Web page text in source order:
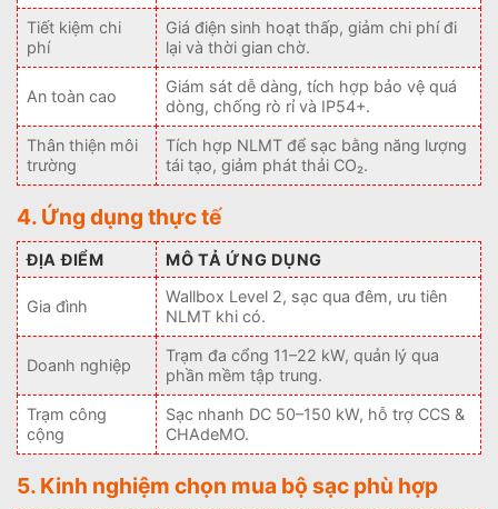
Tiết kiệm chi
phí
Giá điện sinh hoạt thấp, giảm chi phí đi
lại và thời gian chờ.
An toàn cao
Giám sát dễ dàng, tích hợp bảo vệ quá
dòng, chống rò rỉ và IP54+.
Thân thiện môi
trường
Tích hợp NLMT để sạc bằng năng lượng
tái tạo, giảm phát thải CO₂.
4. Ứng dụng thực tế
ĐỊA ĐIỂM MÔ TẢ ỨNG DỤNG
Gia đình
Wallbox Level 2, sạc qua đêm, ưu tiên
NLMT khi có.
Doanh nghiệp
Trạm đa cổng 11–22 kW, quản lý qua
phần mềm tập trung.
Trạm công
cộng
Sạc nhanh DC 50–150 kW, hỗ trợ CCS &
CHAdeMO.
5. Kinh nghiệm chọn mua bộ sạc phù hợp